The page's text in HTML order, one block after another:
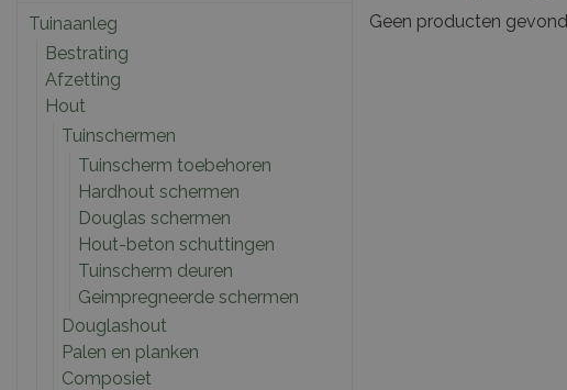
Geen producten
Tuinaanleg
Bestrating
Afzetting
Hout
Tuinschermen
Tuinscherm toebehoren
Hardhout schermen
Douglas schermen
Hout-beton schuttingen
Tuinscherm deuren
Geimpregneerde schermen
Douglashout
Palen en planken
Composiet